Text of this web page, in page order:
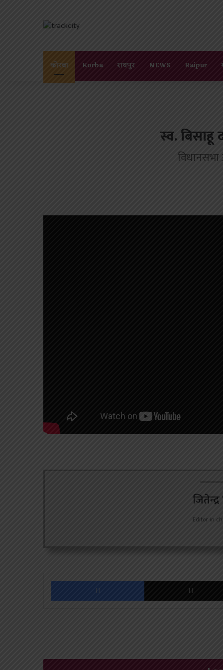
कोरबा Korba रायपुर NEWS Raipur
स्व. बिसाहू
विधानसभा
Editor in
Facebook